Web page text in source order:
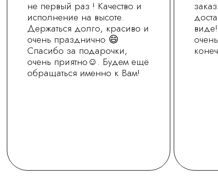
vred01@list.ru
+7 (930) 255-77-11
Россия, г. Нижний Новгород,
ул. Невзоровых , д 111
Режим работы магазина
с 9.30 до 21.30